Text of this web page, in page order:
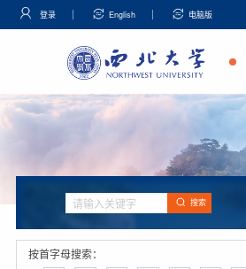
登录 English 电脑版
搜索
按首字母搜索：